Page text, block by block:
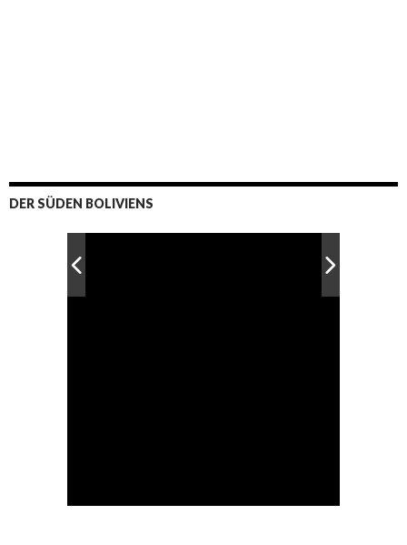
DER SÜDEN BOLIVIENS